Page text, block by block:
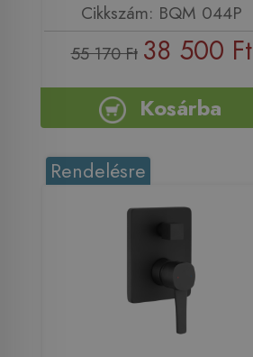
Cikkszám: BQM 044P
55 170 Ft 38 500 Ft
Kosárba
Rendelésre